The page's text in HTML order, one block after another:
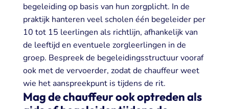
begeleiding op basis van hun zorgplicht. In de
praktijk hanteren veel scholen één begeleider per
10 tot 15 leerlingen als richtlijn, afhankelijk van
de leeftijd en eventuele zorgleerlingen in de
groep. Bespreek de begeleidingsstructuur vooraf
ook met de vervoerder, zodat de chauffeur weet
wie het aanspreekpunt is tijdens de rit.
Mag de chauffeur ook optreden als